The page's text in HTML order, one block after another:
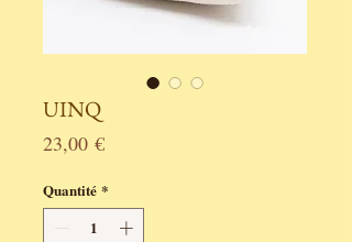
UINQ
23,00 €Prix
Quantité *